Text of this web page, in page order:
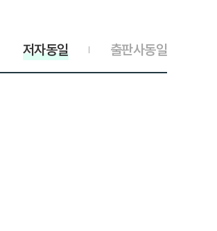
출판사동일
저자동일